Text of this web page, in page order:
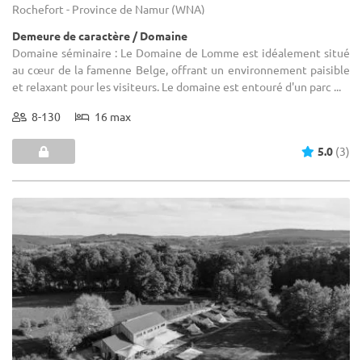
Rochefort - Province de Namur (WNA)
Demeure de caractère / Domaine
Domaine séminaire : Le Domaine de Lomme est idéalement situé
au cœur de la famenne Belge, offrant un environnement paisible
et relaxant pour les visiteurs. Le domaine est entouré d'un parc ...
8-130 16 max
5.0 (3)